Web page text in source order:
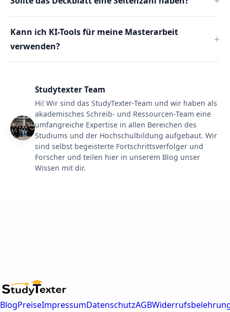
Kann ich KI-Tools für meine Masterarbeit
verwenden?
Studytexter Team
Hi! Wir sind das StudyTexter-Team und wir haben als
akademisches Schreib- und Ressourcen-Team eine
umfangreiche Expertise in allen Bereichen des
Studiums und der Hochschulbildung aufgebaut. Wir
sind selbst begeisterte Fortschrittsverfolger und
Forscher und teilen hier in unserem Blog unser
Wissen mit dir.
BlogPreiseImpressumDatenschutzAGB